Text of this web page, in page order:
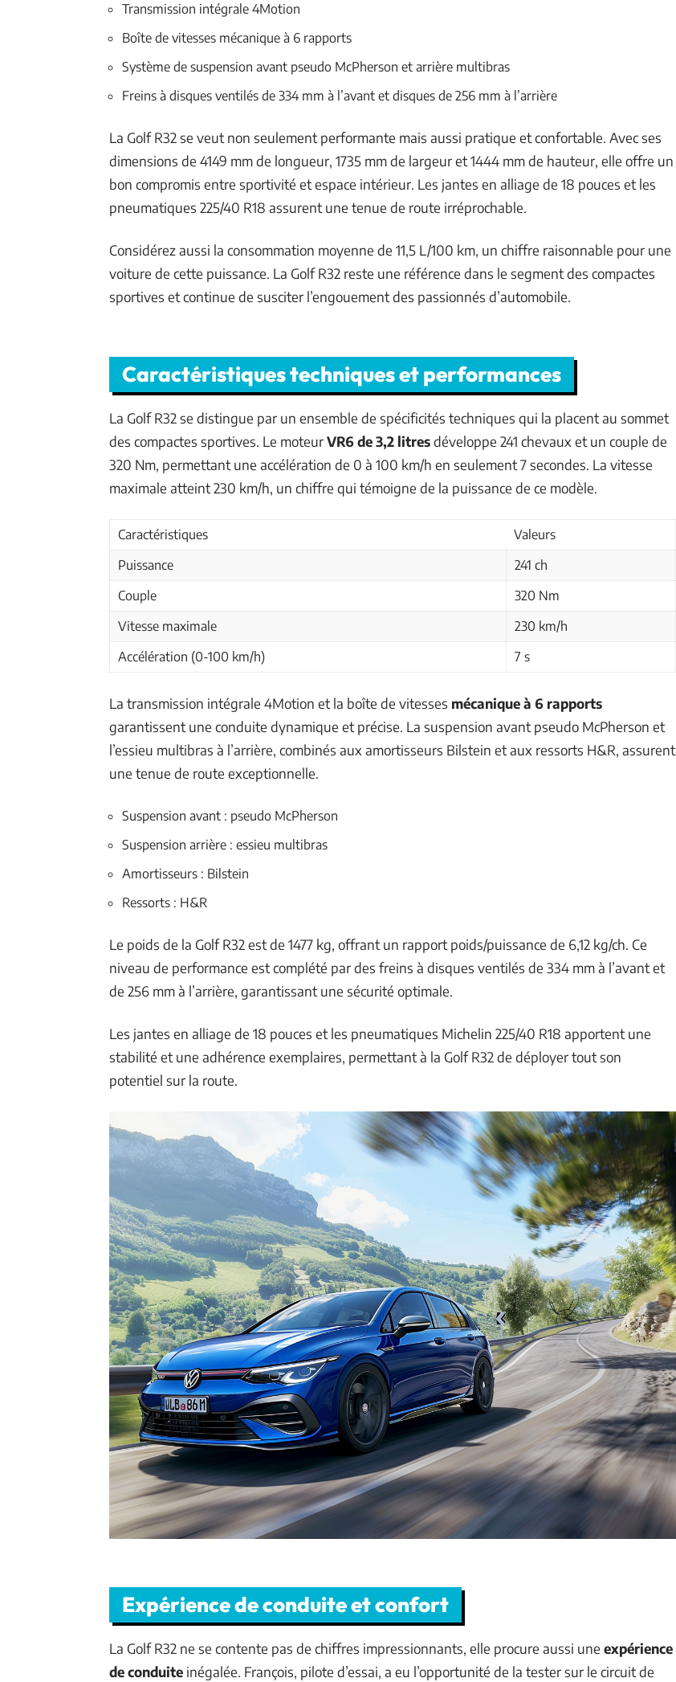
Transmission intégrale 4Motion
Boîte de vitesses mécanique à 6 rapports
Système de suspension avant pseudo McPherson et arrière multibras
Freins à disques ventilés de 334 mm à l’avant et disques de 256 mm à l’arrière
La Golf R32 se veut non seulement performante mais aussi pratique et confortable. Avec ses
dimensions de 4149 mm de longueur, 1735 mm de largeur et 1444 mm de hauteur, elle offre un
bon compromis entre sportivité et espace intérieur. Les jantes en alliage de 18 pouces et les
pneumatiques 225/40 R18 assurent une tenue de route irréprochable.
Considérez aussi la consommation moyenne de 11,5 L/100 km, un chiffre raisonnable pour une
voiture de cette puissance. La Golf R32 reste une référence dans le segment des compactes
sportives et continue de susciter l’engouement des passionnés d’automobile.
Caractéristiques techniques et performances
La Golf R32 se distingue par un ensemble de spécificités techniques qui la placent au sommet
des compactes sportives. Le moteurVR6 de 3,2 litresdéveloppe 241 chevaux et un couple de
320 Nm, permettant une accélération de 0 à 100 km/h en seulement 7 secondes. La vitesse
maximale atteint 230 km/h, un chiffre qui témoigne de la puissance de ce modèle.
Caractéristiques
Valeurs
Puissance
241 ch
Couple
320 Nm
Vitesse maximale
230 km/h
Accélération (0-100 km/h)
7 s
La transmission intégrale 4Motion et la boîte de vitesses mécanique à 6 rapports
garantissent une conduite dynamique et précise. La suspension avant pseudo McPherson et
l’essieu multibras à l’arrière, combinés aux amortisseurs Bilstein et aux ressorts H&R, assurent
une tenue de route exceptionnelle.
Suspension avant : pseudo McPherson
Suspension arrière : essieu multibras
Amortisseurs : Bilstein
Ressorts : H&R
Le poids de la Golf R32 est de 1477 kg, offrant un rapport poids/puissance de 6,12 kg/ch. Ce
niveau de performance est complété par des freins à disques ventilés de 334 mm à l’avant et
de 256 mm à l’arrière, garantissant une sécurité optimale.
Les jantes en alliage de 18 pouces et les pneumatiques Michelin 225/40 R18 apportent une
stabilité et une adhérence exemplaires, permettant à la Golf R32 de déployer tout son
potentiel sur la route.
Expérience de conduite et confort
La Golf R32 ne se contente pas de chiffres impressionnants, elle procure aussi une expérience
de conduite inégalée. François, pilote d’essai, a eu l’opportunité de la tester sur le circuit de